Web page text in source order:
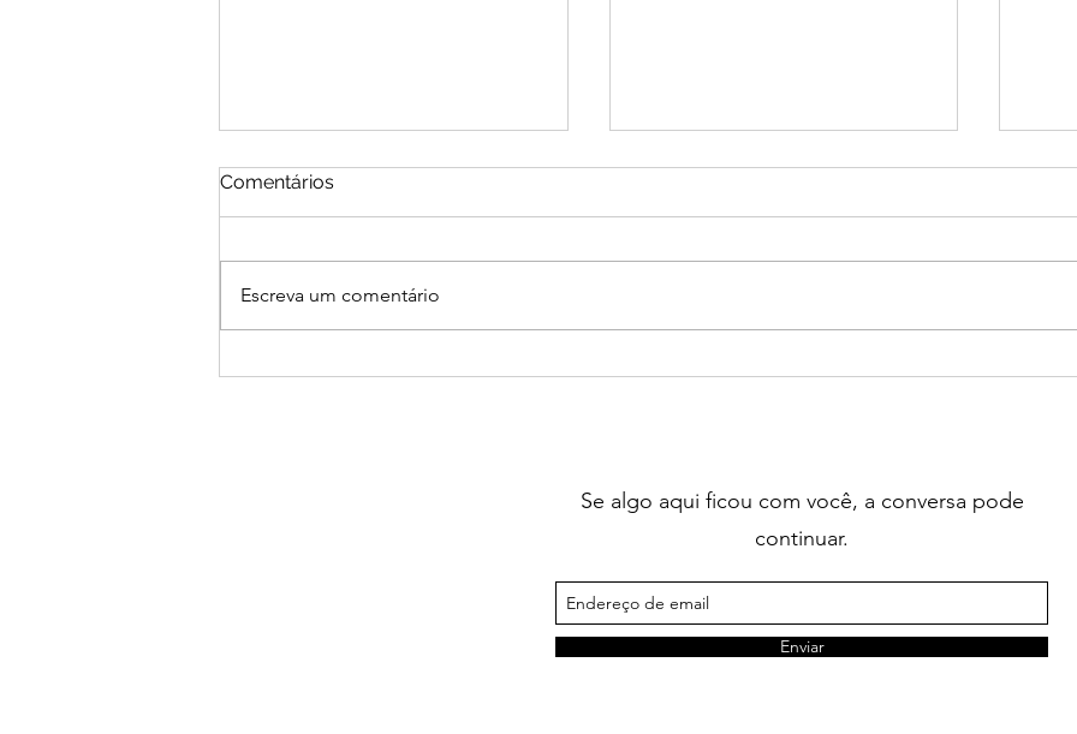
Comentários
Escreva um comentário
Se algo aqui ficou com você, a conversa pode
continuar.
Enviar